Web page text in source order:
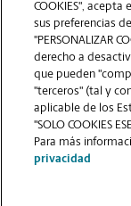
VER
COOKIES",
sus preferencias
"PERSONALIZAR
derecho a
que pueden
"terceros" (tal y
aplicable de los
"SOLO COOKIES
Para más
privacidad